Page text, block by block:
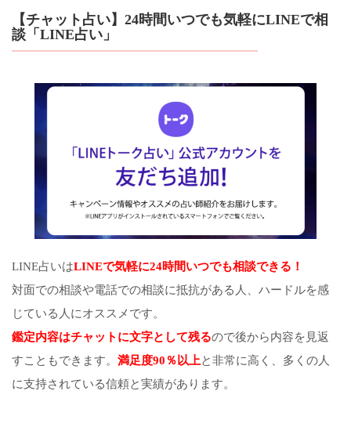
【チャット占い】24時間いつでも気軽にLINEで相
談「LINE占い」
LINE占いはLINEで気軽に24時間いつでも相談できる！
対面での相談や電話での相談に抵抗がある人、ハードルを感
じている人にオススメです。
鑑定内容はチャットに文字として残るので後から内容を見返
すこともできます。 満足度90％以上と非常に高く、多くの人
に支持されている信頼と実績があります。